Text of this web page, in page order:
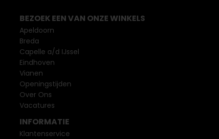
BEZOEK EEN VAN ONZE WINKELS
Apeldoorn
Breda
Capelle a/d IJssel
Eindhoven
Vianen
Openingstijden
Over Ons
Vacatures
INFORMATIE
Klantenservice